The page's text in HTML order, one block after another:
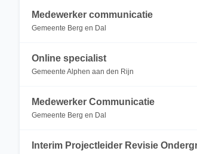
Medewerker communicatie
Gemeente Berg en Dal
Online specialist
Gemeente Alphen aan den Rijn
Medewerker Communicatie
Gemeente Berg en Dal
Interim Projectleider Revisie